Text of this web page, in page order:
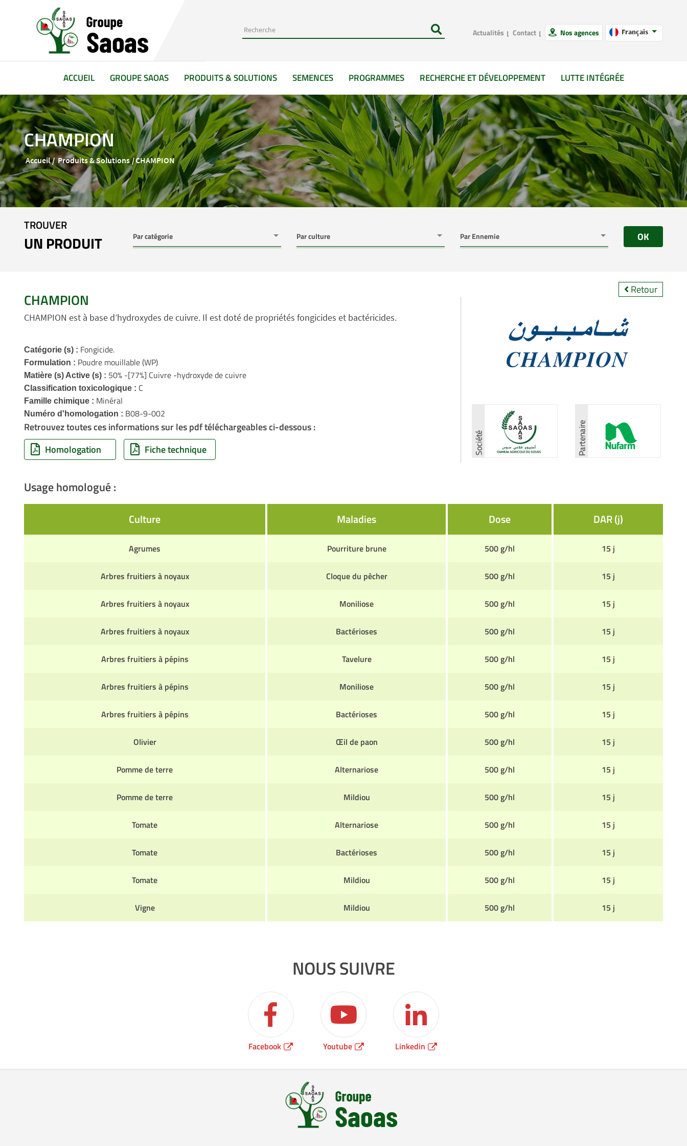
Actualités Contact Nos agences Français
ACCUEIL(CURRENT)
GROUPE SAOAS PRODUITS & SOLUTIONS SEMENCES PROGRAMMES RECHERCHE ET DÉVELOPPEMENT LUTTE INTÉGRÉE
CHAMPION
Accueil Produits & Solutions CHAMPION
TROUVER
UN PRODUIT OK
CHAMPION
CHAMPION est à base d’hydroxydes de cuivre. Il est doté de propriétés fongicides et bactéricides.
Catégorie (s) : Fongicide.
Formulation : Poudre mouillable (WP)
Matière (s) Active (s) : 50% -[77%] Cuivre -hydroxyde de cuivre
Classification toxicologique : C
Famille chimique : Minéral
Numéro d'homologation : B08-9-002
Retrouvez toutes ces informations sur les pdf téléchargeables ci-dessous :
Homologation
Fiche technique
Retour
Usage homologué :
Culture Maladies Dose DAR (j)
Agrumes Pourriture brune 500 g/hl 15 j
Arbres fruitiers à noyaux Cloque du pêcher 500 g/hl 15 j
Arbres fruitiers à noyaux Moniliose 500 g/hl 15 j
Arbres fruitiers à noyaux Bactérioses 500 g/hl 15 j
Arbres fruitiers à pépins Tavelure 500 g/hl 15 j
Arbres fruitiers à pépins Moniliose 500 g/hl 15 j
Arbres fruitiers à pépins Bactérioses 500 g/hl 15 j
Olivier Œil de paon 500 g/hl 15 j
Pomme de terre Alternariose 500 g/hl 15 j
Pomme de terre Mildiou 500 g/hl 15 j
Tomate Alternariose 500 g/hl 15 j
Tomate Bactérioses 500 g/hl 15 j
Tomate Mildiou 500 g/hl 15 j
Vigne Mildiou 500 g/hl 15 j
NOUS SUIVRE
Facebook Youtube Linkedin